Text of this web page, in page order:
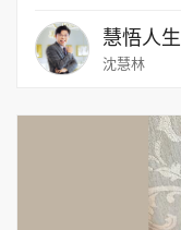
慧悟人生
沈慧林